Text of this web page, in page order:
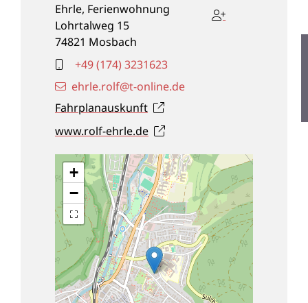
Ehrle, Ferienwohnung
Lohrtalweg 15
74821 Mosbach
Fahrplanauskunft
ehrle.rolf@t-online.de
+49 (174) 3231623
www.rolf-ehrle.de
+
−